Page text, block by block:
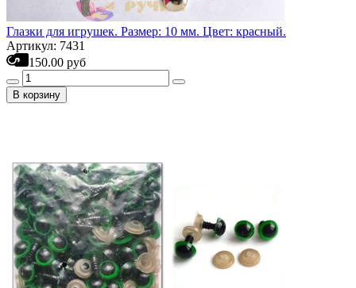
Глазки для игрушек. Размер: 10 мм. Цвет: красный.
Артикул: 7431
150.00 руб
В корзину